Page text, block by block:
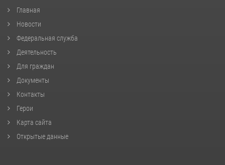
Главная
Новости
Федеральная служба
Деятельность
Для граждан
Документы
Контакты
Герои
Карта сайта
Открытые данные